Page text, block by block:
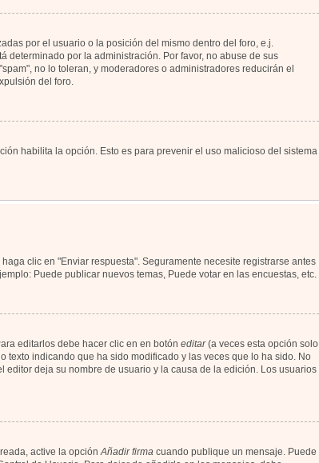
por el usuario o la posición del mismo dentro del foro, e.j.
determinado por la administración. Por favor, no abuse de sus
no lo toleran, y moderadores o administradores reducirán el
del foro.
habilita la opción. Esto es para prevenir el uso malicioso del sistema
clic en "Enviar respuesta". Seguramente necesite registrarse antes
Puede publicar nuevos temas, Puede votar en las encuestas, etc.
editarlos debe hacer clic en en botón editar(a veces esta opción solo
indicando que ha sido modificado y las veces que lo ha sido. No
deja su nombre de usuario y la causa de la edición. Los usuarios
active la opciónAñadir firma cuando publique un mensaje. Puede